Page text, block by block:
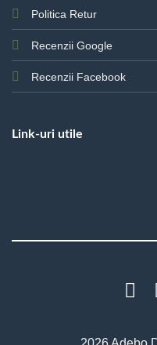
Politica Retur
Recenzii Google
Recenzii Facebook
Link-uri utile